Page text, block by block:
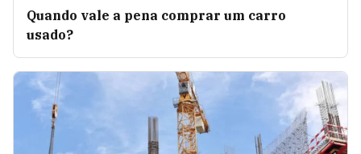
Quando vale a pena comprar um carro
usado?